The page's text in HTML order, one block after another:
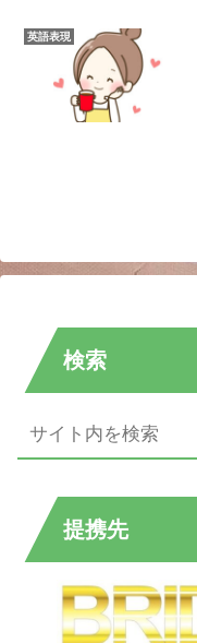
英語表現
検索
提携先